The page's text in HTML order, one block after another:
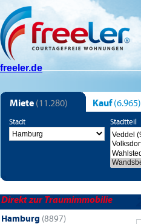
freeler.de
Miete (11.280) Kauf (6.965)
Stadt Stadtteil
Direkt zur Traumimmobilie
Hamburg (8897)